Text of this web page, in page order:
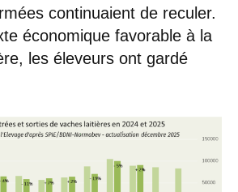
continuaient de reculer.
économique favorable à la
les éleveurs ont gardé